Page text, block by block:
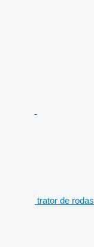
trator de